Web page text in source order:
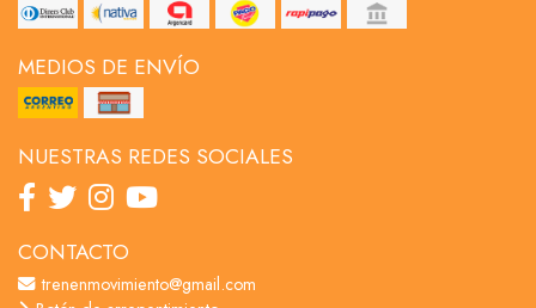
MEDIOS DE ENVÍO
NUESTRAS REDES SOCIALES
CONTACTO
trenenmovimiento@gmail.com